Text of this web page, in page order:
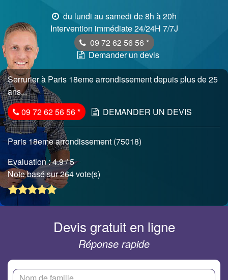
du lundi au samedi de 8h à 20h
Intervention immédiate 24/24H 7/7J
09 72 62 56 56 *
Demander un devis
Serrurier à Paris 18eme arrondissement depuis plus de 25
ans...
09 72 62 56 56* DEMANDER UN DEVIS
Paris 18eme arrondissement (75018)
Evaluation :4.9/ 5
Note basé sur 264 vote(s)
Devis gratuit en ligne
Réponse rapide